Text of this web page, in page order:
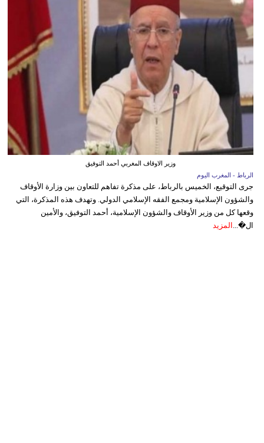
وزير الاوقاف المغربي أحمد التوفيق
الرباط - المغرب اليوم
جرى التوقيع، الخميس بالرباط، على مذكرة تفاهم للتعاون بين وزارة الأوقاف
والشؤون الإسلامية ومجمع الفقه الإسلامي الدولي. وتهدف هذه المذكرة، التي
وقعها كل من وزير الأوقاف والشؤون الإسلامية، أحمد التوفيق، والأمين
ال�... المزيد